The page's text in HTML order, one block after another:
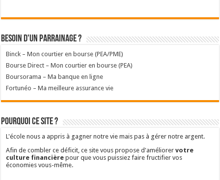
Besoin d'un parrainage ?
Binck – Mon courtier en bourse (PEA/PME)
Bourse Direct – Mon courtier en bourse (PEA)
Boursorama – Ma banque en ligne
Fortunéo – Ma meilleure assurance vie
Pourquoi ce site ?
L'école nous a appris à gagner notre vie mais pas à gérer notre argent.
Afin de combler ce déficit, ce site vous propose d'améliorervotre
culture financière pour que vous puissiez faire fructifier vos
économies vous-même.